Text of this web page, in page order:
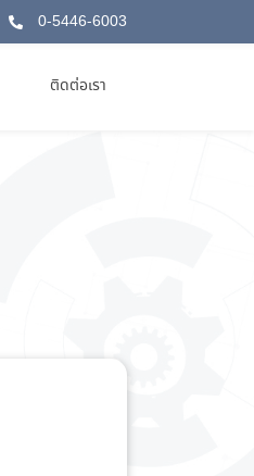
0-5446-6003
ติดต่อเรา